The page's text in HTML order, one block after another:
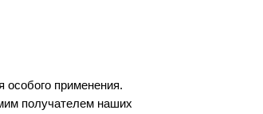
особого применения.
получателем наших